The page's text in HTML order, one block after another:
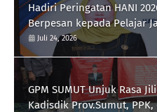
Hadiri Peringatan HANI
Berpesan kepada Pelajar
Juli 24, 2026
GPM SUMUT Unjuk Rasa
Kadisdik Prov.Sumut,